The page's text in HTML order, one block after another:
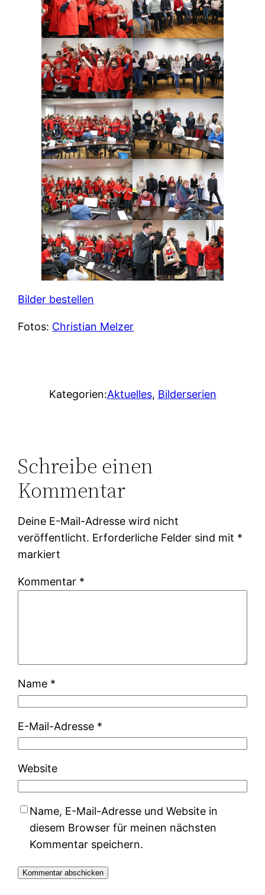
Bilder bestellen
Fotos: Christian Melzer
Kategorien:Aktuelles, Bilderserien
Schreibe einen
Kommentar
Deine E-Mail-Adresse wird nicht
veröffentlicht. Erforderliche Felder sind mit *
markiert
Kommentar *
Name *
E-Mail-Adresse *
Website
Name, E-Mail-Adresse und Website in
diesem Browser für meinen nächsten
Kommentar speichern.